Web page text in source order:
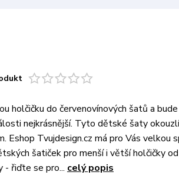
holčičku do červenovínových šatů a bude
nejkrásnější. Tyto dětské šaty
Eshop Tvujdesign.cz má pro Vás velkou
šatiček pro menší i větší holčičky
- řiďte se pro... celý popis